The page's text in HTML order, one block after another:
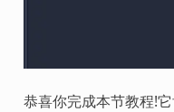
恭喜你完成本节教程!